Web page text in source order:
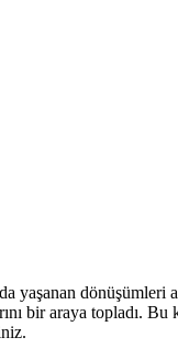
dönüşümleri
bir araya topladı. Bu